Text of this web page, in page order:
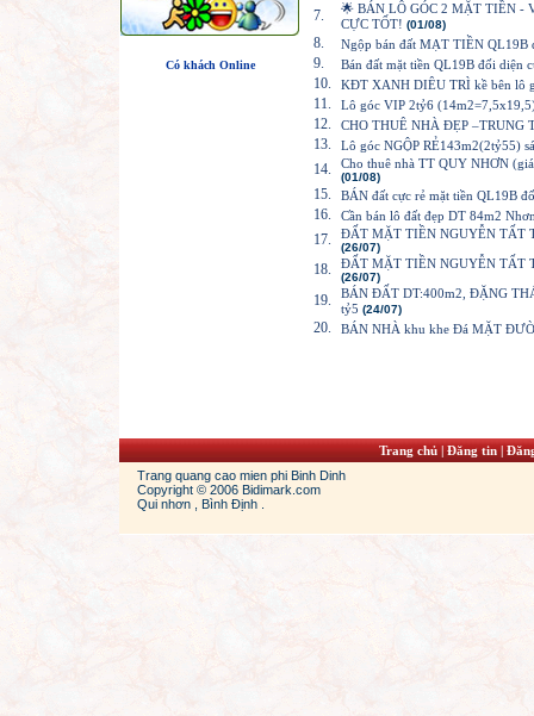
Có khách Online
7.
🌟 BÁN LÔ GÓC 2 MẶT TIỀN -
CỰC TỐT! (01/08)
8. Ngộp bán đất MẠT TIỀN QL19B
9. Bán đất mặt tiền QL19B đối diện
10. KĐT XANH DIÊU TRÌ kề bên lô
11. Lô góc VIP 2tỷ6
12. CHO THUÊ NHÀ ĐẸP
13. Lô góc NGỘP RẺ143m2(2tỷ55)
14. Cho thuê nhà TT QUY NHƠN
(01/08)
15. BÁN đất cực rẻ mặt tiền QL19B
16. Cần bán lô đất đẹp DT 84m2
17. ĐẤT MẶT TIỀN NGUYỄN TẤT
(26/07)
18. ĐẤT MẶT TIỀN NGUYỄN TẤT
(26/07)
19.
BÁN ĐẤT DT:400m2, ĐẶNG
tỷ5 (24/07)
20. BÁN NHÀ khu khe Đá MẶT
Trang chủ|Đăng tin|
Trang quang cao mien phi Binh Dinh
Copyright © 2006 Bidimark.com
Qui nhơn , Bình Định .